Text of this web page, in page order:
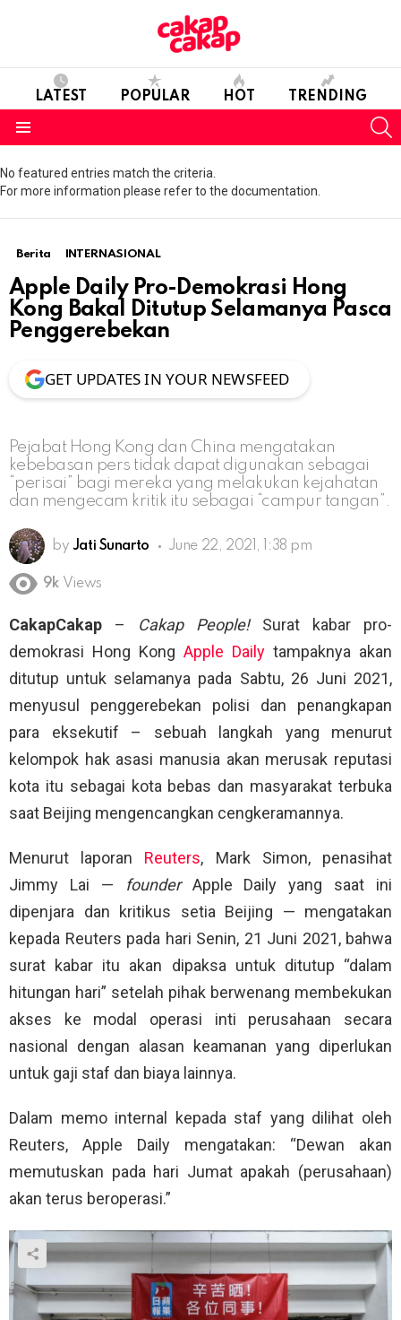
LATEST POPULAR HOT TRENDING
No featured entries match the criteria.
For more information please refer to the documentation.
Berita INTERNASIONAL
Apple Daily Pro-Demokrasi Hong
Kong Bakal Ditutup Selamanya Pasca
Penggerebekan
GET UPDATES IN YOUR NEWSFEED
Pejabat Hong Kong dan China mengatakan
kebebasan pers tidak dapat digunakan sebagai
“perisai” bagi mereka yang melakukan kejahatan
dan mengecam kritik itu sebagai “campur tangan”.
by Jati Sunarto June 22, 2021, 1:38 pm
9k Views
CakapCakap – Cakap People!Surat kabar pro-
demokrasi Hong Kong Apple Daily tampaknya akan
ditutup untuk selamanya pada Sabtu, 26 Juni 2021,
menyusul penggerebekan polisi dan penangkapan
para eksekutif – sebuah langkah yang menurut
kelompok hak asasi manusia akan merusak reputasi
kota itu sebagai kota bebas dan masyarakat terbuka
saat Beijing mengencangkan cengkeramannya.
Menurut laporan Reuters, Mark Simon, penasihat
Jimmy Lai —
founderApple Daily yang saat ini
dipenjara dan kritikus setia Beijing — mengatakan
kepada Reuters pada hari Senin, 21 Juni 2021, bahwa
surat kabar itu akan dipaksa untuk ditutup “dalam
hitungan hari” setelah pihak berwenang membekukan
akses ke modal operasi inti perusahaan secara
nasional dengan alasan keamanan yang diperlukan
untuk gaji staf dan biaya lainnya.
Dalam memo internal kepada staf yang dilihat oleh
Reuters, Apple Daily mengatakan: “Dewan akan
memutuskan pada hari Jumat apakah (perusahaan)
akan terus beroperasi.”